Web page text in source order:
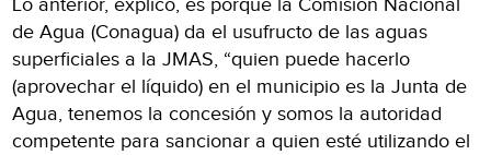
Lo anterior, explicó, es porque la Comisión Nacional
de Agua (Conagua) da el usufructo de las aguas
superficiales a la JMAS, “quien puede hacerlo
(aprovechar el líquido) en el municipio es la Junta de
Agua, tenemos la concesión y somos la autoridad
competente para sancionar a quien esté utilizando el